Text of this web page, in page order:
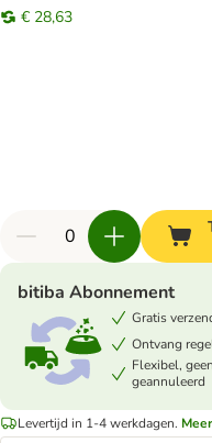
€ 28,63
bitiba Abonnement
Gratis
Ontvang
Flexibel,
geannuleerd
Levertijd in 1-4 werkdagen. Meer